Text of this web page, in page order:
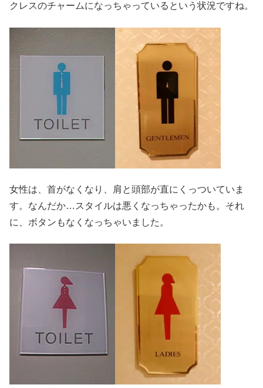
クレスのチャームになっちゃっているという状況ですね。
女性は、首がなくなり、肩と頭部が直にくっついていま
す。なんだか…スタイルは悪くなっちゃったかも。それ
に、ボタンもなくなっちゃいました。